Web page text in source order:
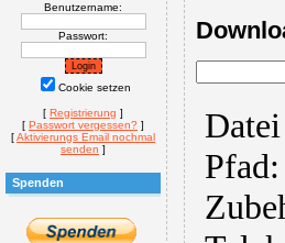
Benutzername:
Passwort:
Cookie setzen
[ Registrierung ]
[ Passwort vergessen? ]
[Aktivierungs Email nochmal
senden ]
Spenden